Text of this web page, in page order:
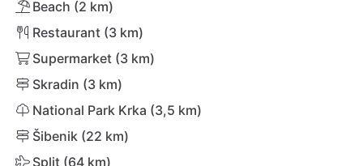
Beach (2 km)
Restaurant (3 km)
Supermarket (3 km)
Skradin (3 km)
National Park Krka (3,5 km)
Šibenik (22 km)
Split (64 km)